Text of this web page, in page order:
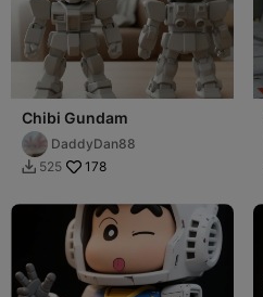
Chibi Gundam
DaddyDan88
 525 178